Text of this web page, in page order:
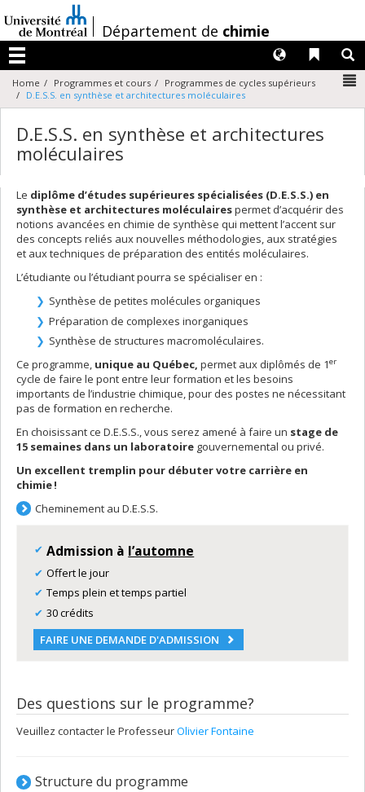
au
contenu
/Département de chimie
Menu
Liens
Langues
Home Programmes et cours
Programmes de cycles supérieurs
D.E.S.S. en synthèse et architectures moléculaires
D.E.S.S. en synthèse et architectures
moléculaires
Le diplôme d’études supérieures spécialisées (D.E.S.S.) en
synthèse et architectures moléculairespermet d’acquérir des
notions avancées en chimie de synthèse qui mettent l’accent sur
des concepts reliés aux nouvelles méthodologies, aux stratégies
et aux techniques de préparation des entités moléculaires.
L’étudiante ou l’étudiant pourra se spécialiser en :
Synthèse de petites molécules organiques
Préparation de complexes inorganiques
Synthèse de structures macromoléculaires.
Ce programme, unique au Québec, permet aux diplômés de 1er
cycle de faire le pont entre leur formation et les besoins
importants de l’industrie chimique, pour des postes ne nécessitant
pas de formation en recherche.
En choisissant ce D.E.S.S., vous serez amené à faire un stage de
15 semaines dans un laboratoire gouvernemental ou privé.
Un excellent tremplin pour débuter votre carrière en
chimie !
Cheminement au D.E.S.S.
Admission à l’automne
Offert le jour
Temps plein et temps partiel
30 crédits
FAIRE UNE DEMANDE D'ADMISSION
Des questions sur le programme?
Veuillez contacter le ProfesseurOlivier Fontaine
Structure du programme